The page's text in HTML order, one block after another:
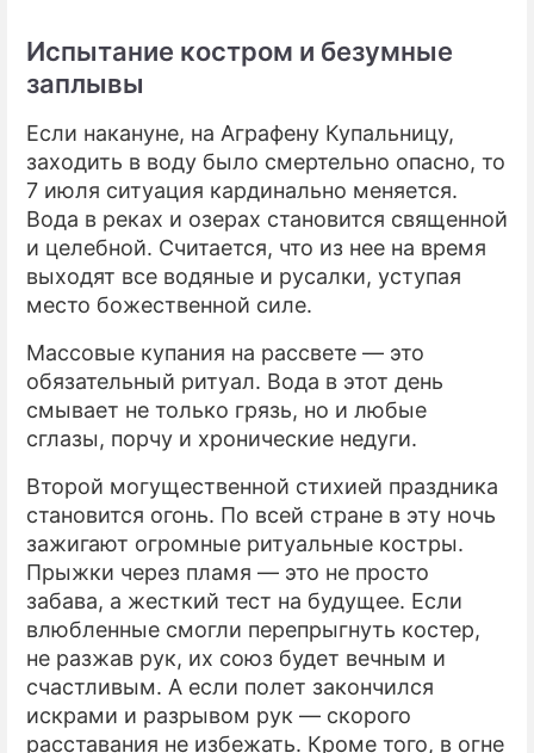
Испытание костром и безумные
заплывы
Если накануне, на Аграфену Купальницу,
заходить в воду было смертельно опасно, то
7 июля ситуация кардинально меняется.
Вода в реках и озерах становится священной
и целебной. Считается, что из нее на время
выходят все водяные и русалки, уступая
место божественной силе.
Массовые купания на рассвете — это
обязательный ритуал. Вода в этот день
смывает не только грязь, но и любые
сглазы, порчу и хронические недуги.
Второй могущественной стихией праздника
становится огонь. По всей стране в эту ночь
зажигают огромные ритуальные костры.
Прыжки через пламя — это не просто
забава, а жесткий тест на будущее. Если
влюбленные смогли перепрыгнуть костер,
не разжав рук, их союз будет вечным и
счастливым. А если полет закончился
искрами и разрывом рук — скорого
расставания не избежать. Кроме того, в огне